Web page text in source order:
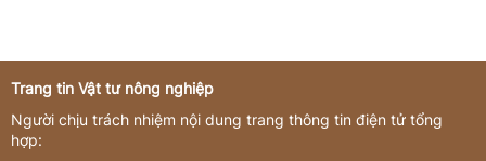
Trang tin Vật tư nông nghiệp
Người chịu trách nhiệm nội dung trang thông tin điện tử tổng
hợp: